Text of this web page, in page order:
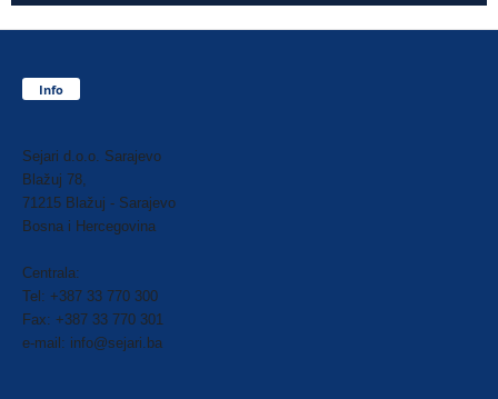
Info
Sejari d.o.o. Sarajevo
Blažuj 78,
71215 Blažuj - Sarajevo
Bosna i Hercegovina
Centrala:
Tel: +387 33 770 300
Fax: +387 33 770 301
e-mail: info@sejari.ba